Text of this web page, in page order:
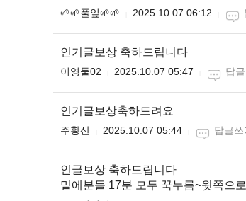
🌱🌱풀잎🌱🌱 2025.10.07 06:12
인기글보상 축하드립니다
이영둘02 2025.10.07 05:47 답글
인기글보상축하드려요
주황산 2025.10.07 05:44 답글쓰
인글보상 축하드립니다
밑에분들 17분 모두 꾹누름~윗쪽으